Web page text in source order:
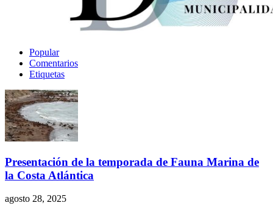
Popular
Comentarios
Etiquetas
Presentación de la temporada de Fauna Marina de
la Costa Atlántica
agosto 28, 2025